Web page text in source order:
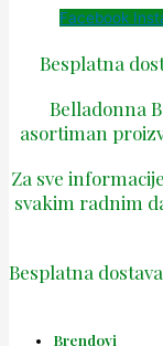
Facebook
Besplatna
Belladonna
asortiman
Za sve
svakim radnim
Besplatna
Brendovi